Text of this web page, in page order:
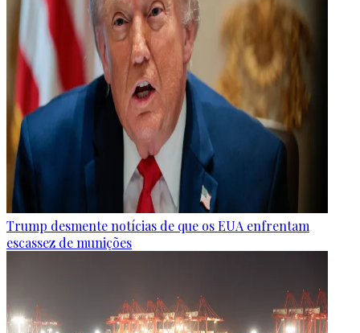
Trump desmente notícias de que os EUA enfrentam
escassez de munições